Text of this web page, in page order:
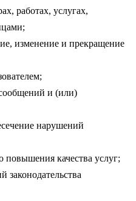
работах, услугах,
изменение и прекращение
и (или)
нарушений
повышения качества услуг;
законодательства